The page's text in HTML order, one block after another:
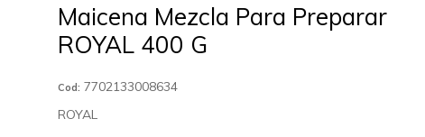
Maicena Mezcla Para Preparar
ROYAL 400 G
Cod: 7702133008634
ROYAL